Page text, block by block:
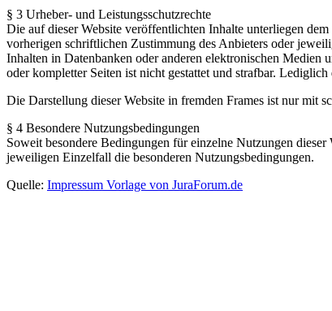
§ 3 Urheber- und Leistungsschutzrechte
Die auf dieser Website veröffentlichten Inhalte unterliegen
vorherigen schriftlichen Zustimmung des Anbieters oder
Inhalten in Datenbanken oder anderen elektronischen Medien
oder kompletter Seiten ist nicht gestattet und strafbar.
Die Darstellung dieser Website in fremden Frames ist nur mit
§ 4 Besondere Nutzungsbedingungen
Soweit besondere Bedingungen für einzelne Nutzungen
jeweiligen Einzelfall die besonderen Nutzungsbedingungen.
Quelle: Impressum Vorlage von JuraForum.de